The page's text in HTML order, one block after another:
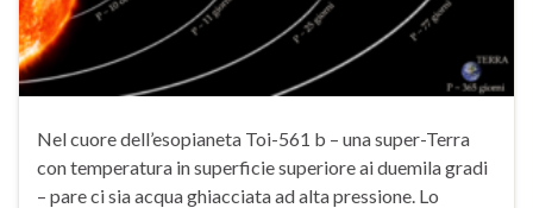
Nel cuore dell’esopianeta Toi-561 b – una super-Terra
con temperatura in superficie superiore ai duemila gradi
– pare ci sia acqua ghiacciata ad alta pressione. Lo